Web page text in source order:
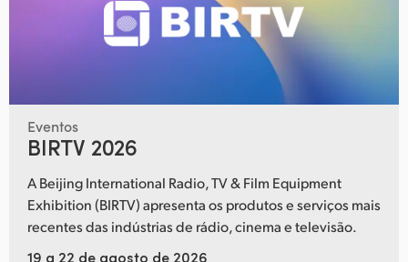
Eventos
BIRTV 2026
A Beijing International Radio, TV & Film Equipment
Exhibition (BIRTV) apresenta os produtos e serviços mais
recentes das indústrias de rádio, cinema e televisão.
19 a 22 de agosto de 2026